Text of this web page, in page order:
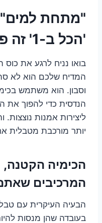
"מתחת
'הכל ב-1' זה פשוט לא הכל?
בואו נניח לרגע את כוס
המדיח שלכם הוא לא
וסבון. הוא משתמש
הנדסית כדי להפוך את
ליצירות אמנות
יותר מורכבת מטבלית
הכימיה הקטנה,
המרכיבים
בעובדה שהן מנסות